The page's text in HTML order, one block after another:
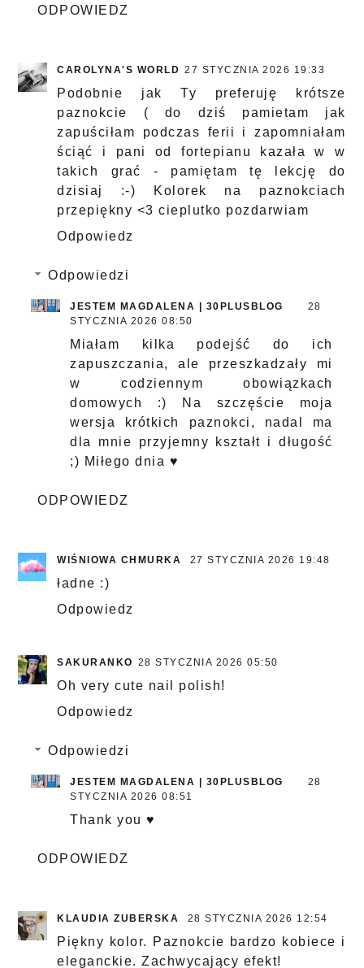
ODPOWIEDZ
CAROLYNA'S WORLD 27 STYCZNIA 2026 19:33
Podobnie jak Ty preferuję krótsze
paznokcie ( do dziś pamietam jak
zapuściłam podczas ferii i zapomniałam
ściąć i pani od fortepianu kazała w w
takich grać - pamiętam tę lekcję do
dzisiaj :-) Kolorek na paznokciach
przepiękny <3 cieplutko pozdarwiam
Odpowiedz
Odpowiedzi
JESTEM MAGDALENA | 30PLUSBLOG
28
STYCZNIA 2026 08:50
Miałam kilka podejść do ich
zapuszczania, ale przeszkadzały mi
w codziennym obowiązkach
domowych :) Na szczęście moja
wersja krótkich paznokci, nadal ma
dla mnie przyjemny kształt i długość
;) Miłego dnia ♥
ODPOWIEDZ
WIŚNIOWA CHMURKA 27 STYCZNIA 2026 19:48
ładne :)
Odpowiedz
SAKURANKO 28 STYCZNIA 2026 05:50
Oh very cute nail polish!
Odpowiedz
Odpowiedzi
JESTEM MAGDALENA | 30PLUSBLOG
28
STYCZNIA 2026 08:51
Thank you ♥
ODPOWIEDZ
KLAUDIA ZUBERSKA 28 STYCZNIA 2026 12:54
Piękny kolor. Paznokcie bardzo kobiece i
eleganckie. Zachwycający efekt!